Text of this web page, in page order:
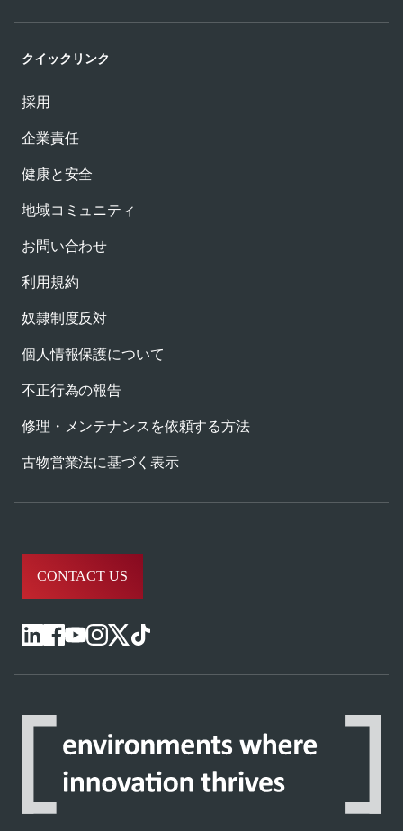
クイックリンク
採用
企業責任
健康と安全
地域コミュニティ
お問い合わせ
利用規約
奴隷制度反対
個人情報保護について
不正行為の報告
修理・メンテナンスを依頼する方法
古物営業法に基づく表示
CONTACT US